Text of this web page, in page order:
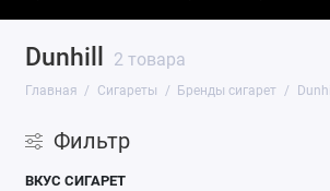
Dunhill 2 товара
Главная Сигареты Бренды сигарет
Фильтр
ВКУС СИГАРЕТ